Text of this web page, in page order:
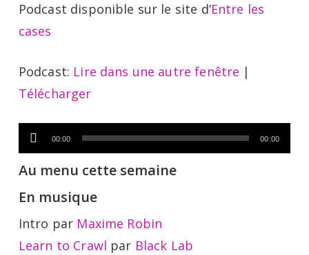
Podcast disponible sur le site d’Entre les
cases
Podcast: Lire dans une autre fenêtre |
Télécharger
Lecteur
audio
00:00 00:00
Au menu cette semaine
En musique
Intro par Maxime Robin
Learn to Crawl par Black Lab